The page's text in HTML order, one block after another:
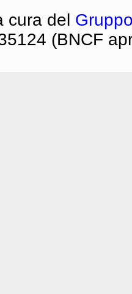
cura del
(BNCF